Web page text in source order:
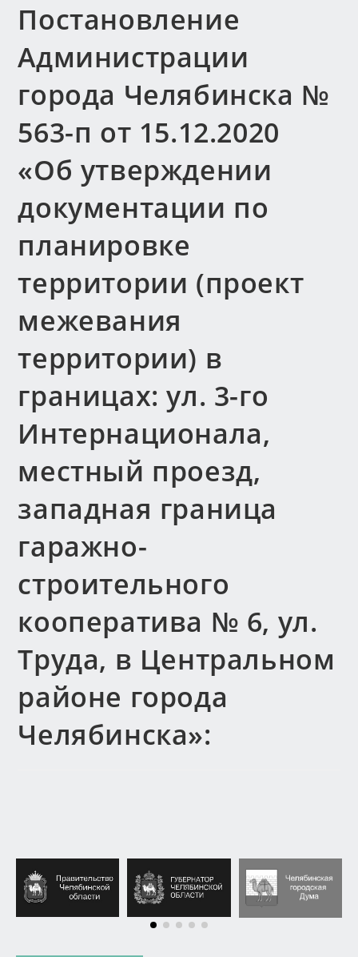
Постановление
Администрации
города Челябинска №
563-п от 15.12.2020
«Об утверждении
документации по
планировке
территории (проект
межевания
территории) в
границах: ул. 3-го
Интернационала,
местный проезд,
западная граница
гаражно-
строительного
кооператива № 6, ул.
Труда, в Центральном
районе города
Челябинска»: